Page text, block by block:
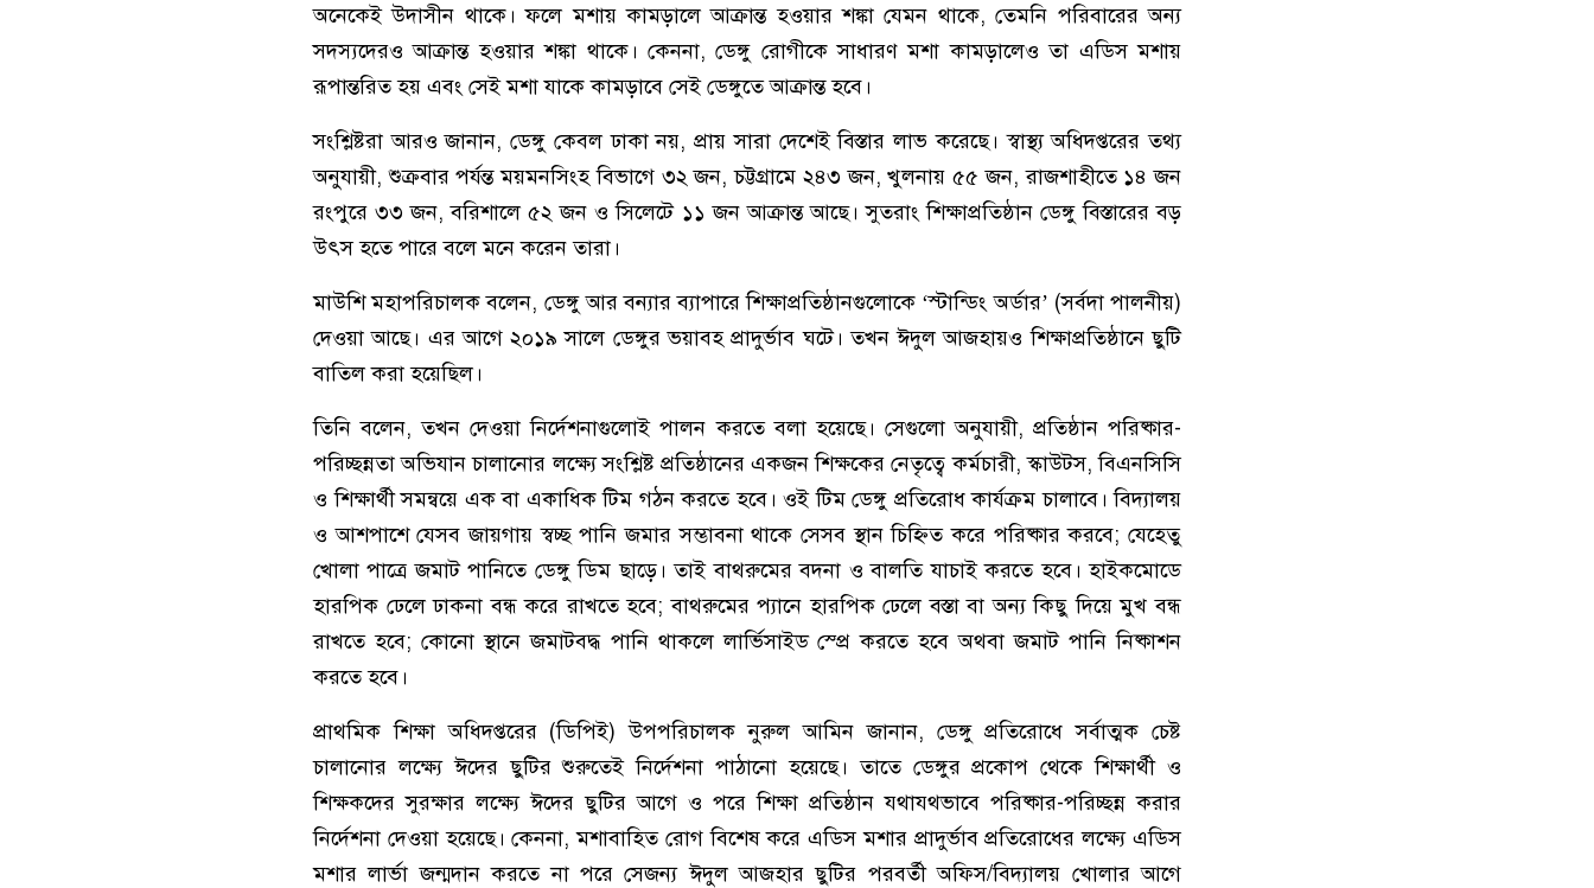
অনেকেই উদাসীন থাকে। ফলে মশায় কামড়ালে আক্রান্ত হওয়ার শঙ্কা যেমন থাকে, তেমনি পরিবারের অন্য
সদস্যদেরও আক্রান্ত হওয়ার শঙ্কা থাকে। কেননা, ডেঙ্গু রোগীকে সাধারণ মশা কামড়ালেও তা এডিস মশায়
রূপান্তরিত হয় এবং সেই মশা যাকে কামড়াবে সেই ডেঙ্গুতে আক্রান্ত হবে।
সংশ্লিষ্টরা আরও জানান, ডেঙ্গু কেবল ঢাকা নয়, প্রায় সারা দেশেই বিস্তার লাভ করেছে। স্বাস্থ্য অধিদপ্তরের তথ্য
অনুযায়ী, শুক্রবার পর্যন্ত ময়মনসিংহ বিভাগে ৩২ জন, চট্টগ্রামে ২৪৩ জন, খুলনায় ৫৫ জন, রাজশাহীতে ১৪ জন
রংপুরে ৩৩ জন, বরিশালে ৫২ জন ও সিলেটে ১১ জন আক্রান্ত আছে। সুতরাং শিক্ষাপ্রতিষ্ঠান ডেঙ্গু বিস্তারের বড়
উৎস হতে পারে বলে মনে করেন তারা।
মাউশি মহাপরিচালক বলেন, ডেঙ্গু আর বন্যার ব্যাপারে শিক্ষাপ্রতিষ্ঠানগুলোকে ‘স্টান্ডিং অর্ডার’ (সর্বদা পালনীয়)
দেওয়া আছে। এর আগে ২০১৯ সালে ডেঙ্গুর ভয়াবহ প্রাদুর্ভাব ঘটে। তখন ঈদুল আজহায়ও শিক্ষাপ্রতিষ্ঠানে ছুটি
বাতিল করা হয়েছিল।
তিনি বলেন, তখন দেওয়া নির্দেশনাগুলোই পালন করতে বলা হয়েছে। সেগুলো অনুযায়ী, প্রতিষ্ঠান পরিষ্কার-
পরিচ্ছন্নতা অভিযান চালানোর লক্ষ্যে সংশ্লিষ্ট প্রতিষ্ঠানের একজন শিক্ষকের নেতৃত্বে কর্মচারী, স্কাউটস, বিএনসিসি
ও শিক্ষার্থী সমন্বয়ে এক বা একাধিক টিম গঠন করতে হবে। ওই টিম ডেঙ্গু প্রতিরোধ কার্যক্রম চালাবে। বিদ্যালয়
ও আশপাশে যেসব জায়গায় স্বচ্ছ পানি জমার সম্ভাবনা থাকে সেসব স্থান চিহ্নিত করে পরিষ্কার করবে; যেহেতু
খোলা পাত্রে জমাট পানিতে ডেঙ্গু ডিম ছাড়ে। তাই বাথরুমের বদনা ও বালতি যাচাই করতে হবে। হাইকমোডে
হারপিক ঢেলে ঢাকনা বন্ধ করে রাখতে হবে; বাথরুমের প্যানে হারপিক ঢেলে বস্তা বা অন্য কিছু দিয়ে মুখ বন্ধ
রাখতে হবে; কোনো স্থানে জমাটবদ্ধ পানি থাকলে লার্ভিসাইড স্প্রে করতে হবে অথবা জমাট পানি নিষ্কাশন
করতে হবে।
প্রাথমিক শিক্ষা অধিদপ্তরের (ডিপিই) উপপরিচালক নুরুল আমিন জানান, ডেঙ্গু প্রতিরোধে সর্বাত্মক চেষ্ট
চালানোর লক্ষ্যে ঈদের ছুটির শুরুতেই নির্দেশনা পাঠানো হয়েছে। তাতে ডেঙ্গুর প্রকোপ থেকে শিক্ষার্থী ও
শিক্ষকদের সুরক্ষার লক্ষ্যে ঈদের ছুটির আগে ও পরে শিক্ষা প্রতিষ্ঠান যথাযথভাবে পরিষ্কার-পরিচ্ছন্ন করার
নির্দেশনা দেওয়া হয়েছে। কেননা, মশাবাহিত রোগ বিশেষ করে এডিস মশার প্রাদুর্ভাব প্রতিরোধের লক্ষ্যে এডিস
মশার লার্ভা জন্মদান করতে না পরে সেজন্য ঈদুল আজহার ছুটির পরবর্তী অফিস/বিদ্যালয় খোলার আগে